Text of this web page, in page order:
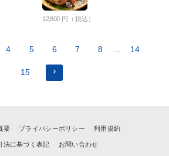
12,800 円（税込）
4 5 6 7 8 14
15
要 プライバシーポリシー 利用規約
法に基づく表記 お問い合わせ